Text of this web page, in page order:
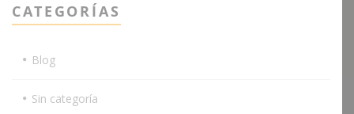
CATEGORÍAS
Blog
Sin categoría